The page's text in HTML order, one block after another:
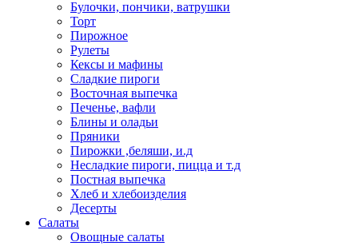
Булочки, пончики, ватрушки
Торт
Пирожное
Рулеты
Кексы и мафины
Сладкие пироги
Восточная выпечка
Печенье, вафли
Блины и оладьи
Пряники
Пирожки ,беляши, и.д
Несладкие пироги, пицца и т.д
Постная выпечка
Хлеб и хлебоизделия
Десерты
Салаты
Овощные салаты